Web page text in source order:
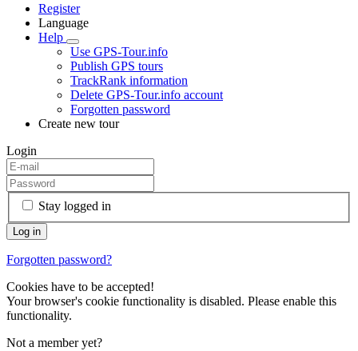
Register
Language
Help
Use GPS-Tour.info
Publish GPS tours
TrackRank information
Delete GPS-Tour.info account
Forgotten password
Create new tour
Login
Stay logged in
Forgotten password?
Cookies have to be accepted!
Your browser's cookie functionality is disabled. Please enable this
functionality.
Not a member yet?